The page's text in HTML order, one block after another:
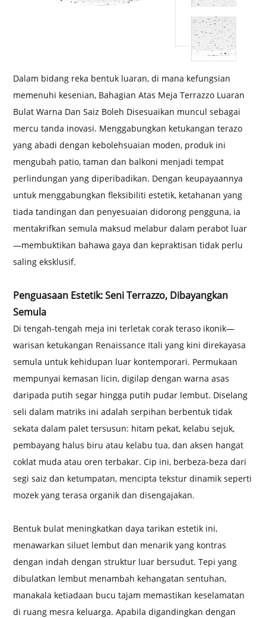
Dalam bidang reka bentuk luaran, di mana kefungsian
memenuhi kesenian, Bahagian Atas Meja Terrazzo Luaran
Bulat Warna Dan Saiz Boleh Disesuaikan muncul sebagai
mercu tanda inovasi. Menggabungkan ketukangan terazo
yang abadi dengan kebolehsuaian moden, produk ini
mengubah patio, taman dan balkoni menjadi tempat
perlindungan yang diperibadikan. Dengan keupayaannya
untuk menggabungkan fleksibiliti estetik, ketahanan yang
tiada tandingan dan penyesuaian didorong pengguna, ia
mentakrifkan semula maksud melabur dalam perabot luar
—membuktikan bahawa gaya dan kepraktisan tidak perlu
saling eksklusif.
Penguasaan Estetik: Seni Terrazzo, Dibayangkan
Semula
Di tengah-tengah meja ini terletak corak teraso ikonik—
warisan ketukangan Renaissance Itali yang kini direkayasa
semula untuk kehidupan luar kontemporari. Permukaan
mempunyai kemasan licin, digilap dengan warna asas
daripada putih segar hingga putih pudar lembut. Diselang
seli dalam matriks ini adalah serpihan berbentuk tidak
sekata dalam palet tersusun: hitam pekat, kelabu sejuk,
pembayang halus biru atau kelabu tua, dan aksen hangat
coklat muda atau oren terbakar. Cip ini, berbeza-beza dari
segi saiz dan ketumpatan, mencipta tekstur dinamik seperti
mozek yang terasa organik dan disengajakan.
Bentuk bulat meningkatkan daya tarikan estetik ini,
menawarkan siluet lembut dan menarik yang kontras
dengan indah dengan struktur luar bersudut. Tepi yang
dibulatkan lembut menambah kehangatan sentuhan,
manakala ketiadaan bucu tajam memastikan keselamatan
di ruang mesra keluarga. Apabila digandingkan dengan